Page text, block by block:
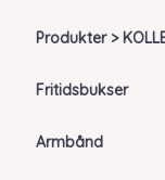
Produkter >
Fritidsbukser
Armbånd